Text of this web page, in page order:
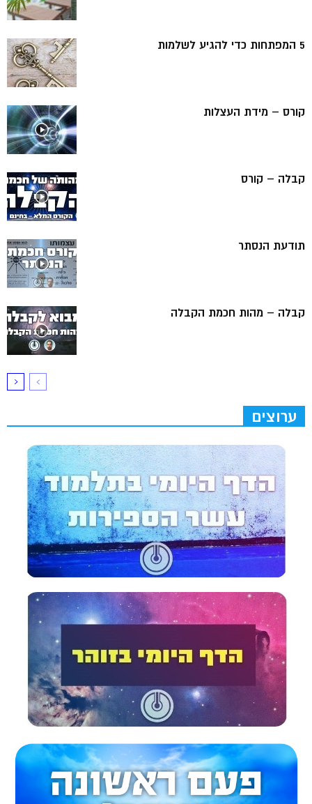
5 המפתחות כדי להגיע לשלמות
קורס – מידת העצלות
קבלה – קורס
תודעת הנסתר
קבלה – מהות חכמת הקבלה
ערוצים